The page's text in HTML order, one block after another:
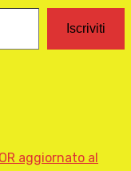
Iscriviti
aggiornato al